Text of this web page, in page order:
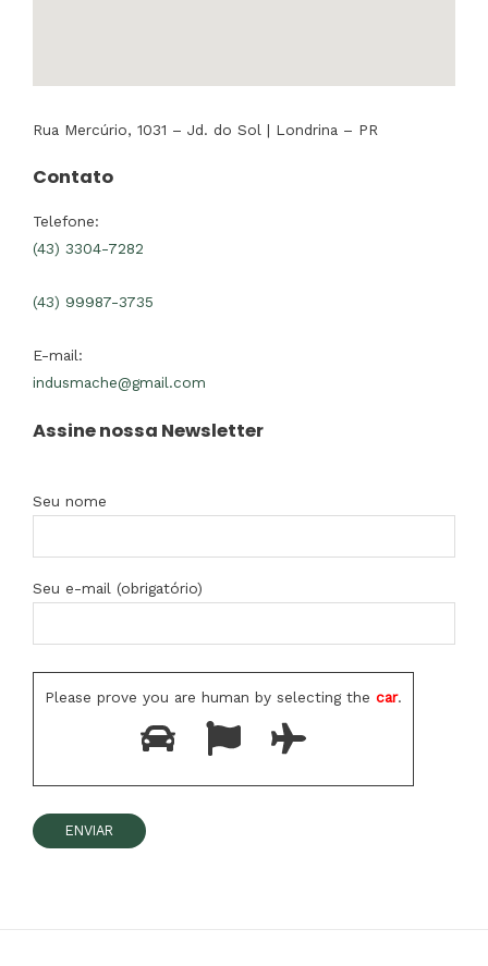
Rua Mercúrio, 1031 – Jd. do Sol | Londrina – PR
Contato
Telefone:
(43) 3304-7282
(43) 99987-3735
E-mail:
indusmache@gmail.com
Assine nossa Newsletter
Seu nome
Seu e-mail (obrigatório)
Please prove you are human by selecting the car.